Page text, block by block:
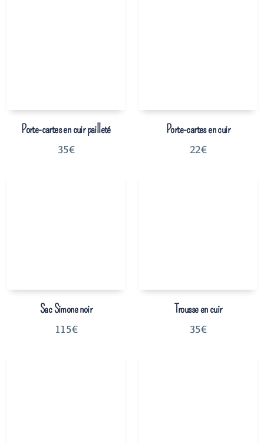
Porte-cartes en cuir pailleté
35€
Porte-cartes en cuir
22€
Sac Simone noir
115€
Trousse en cuir
35€